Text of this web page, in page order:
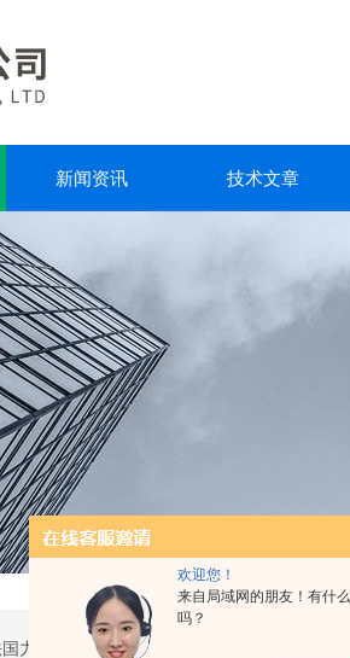
欢迎您！
来自局域网的朋友！有什
吗？
新闻资讯 技术文章